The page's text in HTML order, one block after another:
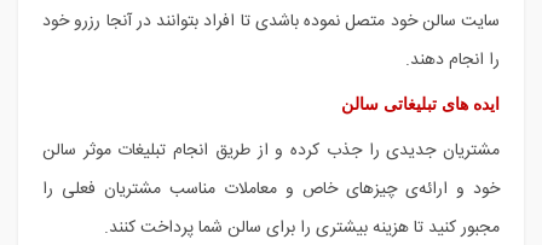
سایت سالن خود متصل نموده باشدی تا افراد بتوانند در آنجا رزرو خود
را انجام دهند.
ایده های تبلیغاتی سالن
مشتریان جدیدی را جذب کرده و از طریق انجام تبلیغات موثر سالن
خود و ارائه‌ی چیزهای خاص و معاملات مناسب مشتریان فعلی را
مجبور کنید تا هزینه بیشتری را برای سالن شما پرداخت کنند.